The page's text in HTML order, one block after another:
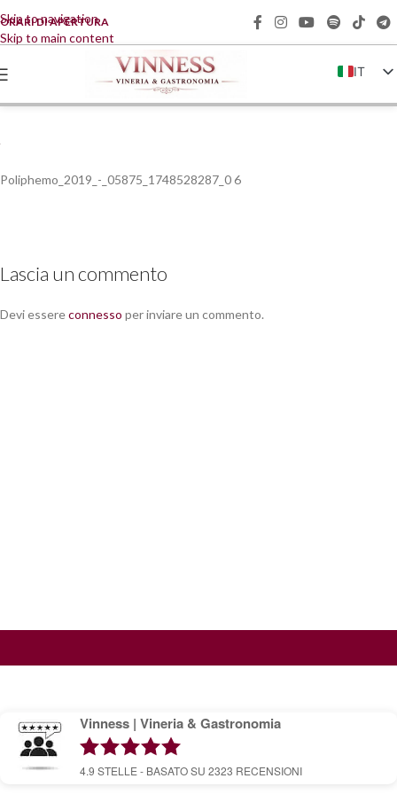
Skip to navigation
Skip to main content
ORARI DI APERTURA
IT
EN
Poliphemo_2019_-_05875_1748528287_0 6
Lascia un commento
Devi essereconnesso per inviare un commento.
Vinness | Vineria & Gastronomia
4.9 STELLE - BASATO SU 2323 RECENSIONI